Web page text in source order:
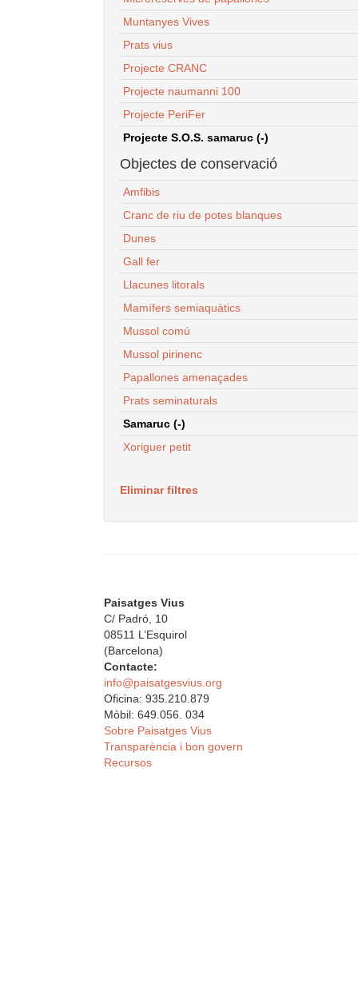
Muntanyes Vives
Prats vius
Projecte CRANC
Projecte naumanni 100
Projecte PeriFer
Projecte S.O.S. samaruc (-)
Objectes de conservació
Amfibis
Cranc de riu de potes blanques
Dunes
Gall fer
Llacunes litorals
Mamífers semiaquàtics
Mussol comú
Mussol pirinenc
Papallones amenaçades
Prats seminaturals
Samaruc (-)
Xoriguer petit
Eliminar filtres
Paisatges Vius
C/ Padró, 10
08511 L’Esquirol
(Barcelona)
Contacte:
info@paisatgesvius.org
Oficina: 935.210.879
Mòbil: 649.056. 034
Sobre Paisatges Vius
Transparència i bon govern
Recursos